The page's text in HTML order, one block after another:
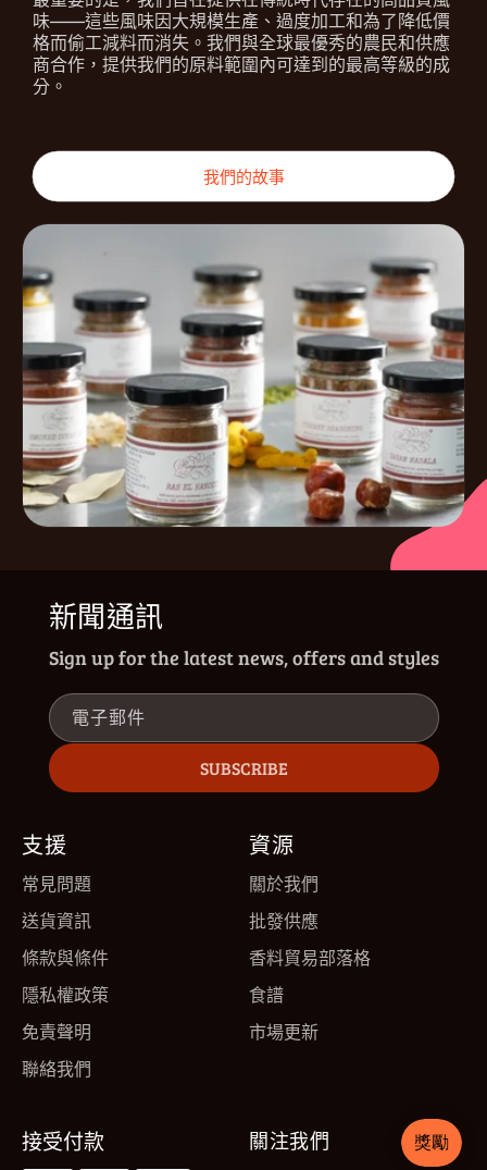
味——這些風味因大規模生產、過度加工和為了降低價
格而偷工減料而消失。我們與全球最優秀的農民和供應
商合作，提供我們的原料範圍內可達到的最高等級的成
分。
我們的故事
新聞通訊
Sign up for the latest news, offers and styles
電子郵件
SUBSCRIBE
支援
常見問題
送貨資訊
條款與條件
隱私權政策
免責聲明
聯絡我們
資源
關於我們
批發供應
香料貿易部落格
食譜
市場更新
接受付款 關注我們